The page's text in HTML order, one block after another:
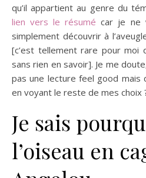
qu’il appartient au genre du
lien vers le résumé car je ne
simplement découvrir à
[c’est tellement rare pour moi
sans rien en savoir]. Je me
pas une lecture feel good mais
en voyant le reste de mes choix
Je sais
l’oiseau en